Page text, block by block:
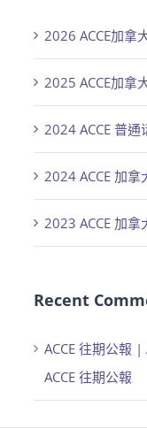
2026 ACCE加拿
2025 ACCE加拿
2024 ACCE 普通
2024 ACCE 加
2023 ACCE 加
Recent
ACCE 往期公報 |
ACCE 往期公報